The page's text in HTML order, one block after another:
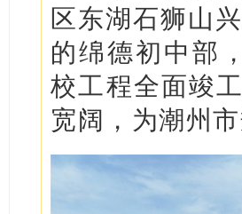
区东湖石狮山
的绵德初中部
校工程全面竣
宽阔，为潮州